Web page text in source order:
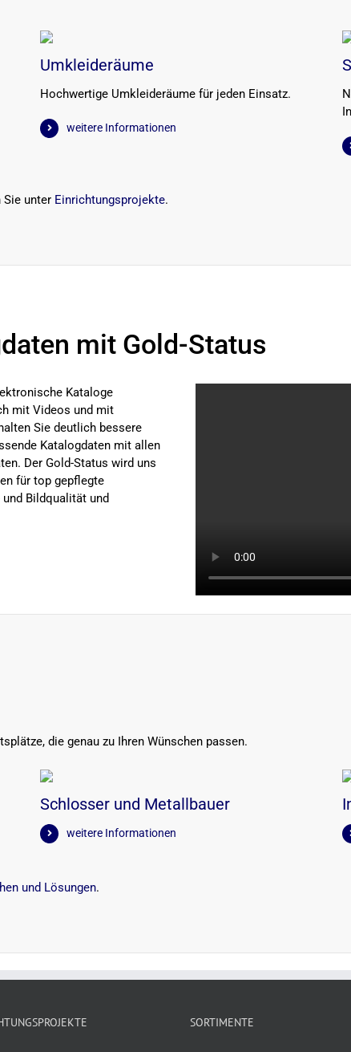
Umkleideräume
Hochwertige Umkleideräume für jeden Einsatz.
weitere Informationen
Sie unter Einrichtungsprojekte.
mit Gold-Status
Kataloge
mit Videos und mit
Sie deutlich bessere
Katalogdaten mit allen
Der Gold-Status wird uns
für top gepflegte
Bildqualität und
die genau zu Ihren Wünschen passen.
Schlosser und Metallbauer
weitere Informationen
und Lösungen.
SORTIMENTE